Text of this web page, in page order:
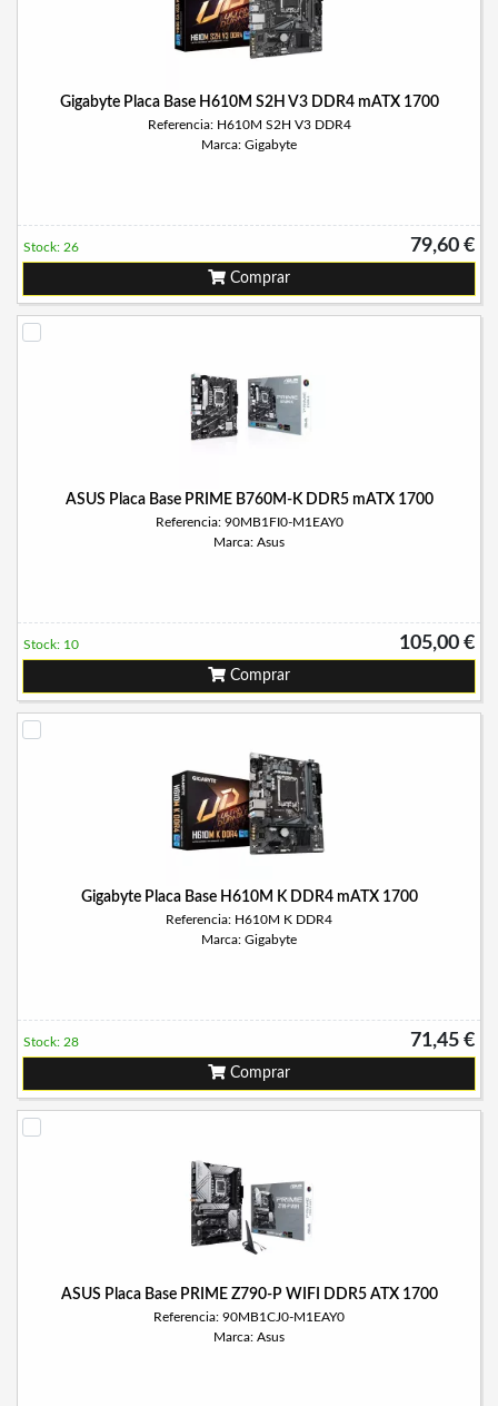
Gigabyte Placa Base H610M S2H V3 DDR4 mATX 1700
Referencia: H610M S2H V3 DDR4
Marca: Gigabyte
79,60 €
Stock: 26
Comprar
ASUS Placa Base PRIME B760M-K DDR5 mATX 1700
Referencia: 90MB1FI0-M1EAY0
Marca: Asus
105,00 €
Stock: 10
Comprar
Gigabyte Placa Base H610M K DDR4 mATX 1700
Referencia: H610M K DDR4
Marca: Gigabyte
71,45 €
Stock: 28
Comprar
ASUS Placa Base PRIME Z790-P WIFI DDR5 ATX 1700
Referencia: 90MB1CJ0-M1EAY0
Marca: Asus